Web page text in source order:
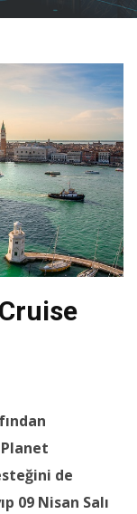
de
09 Nisan Salı